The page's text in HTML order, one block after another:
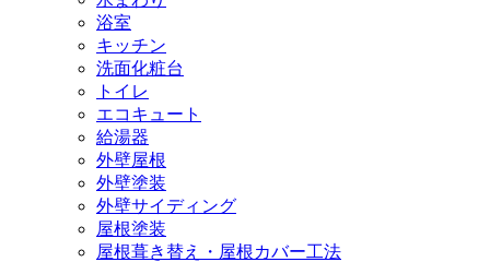
浴室
キッチン
洗面化粧台
トイレ
エコキュート
給湯器
外壁屋根
外壁塗装
外壁サイディング
屋根塗装
屋根葺き替え・屋根カバー工法